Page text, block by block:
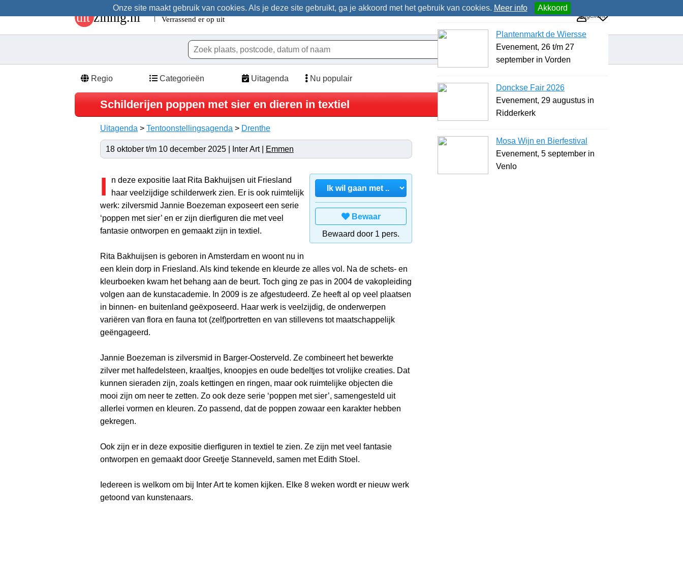
Onze site maakt gebruik van cookies. Als je deze site gebruikt, ga je akkoord met het gebruik van cookies. Meer info Akkoord
Regio Categorieën Uitagenda Nu populair
Schilderijen poppen met sier en dieren in textiel
Uitagenda > Tentoonstellingsagenda > Drenthe
18 oktober t/m 10 december 2025 | Inter Art | Emmen
Bewaar
Bewaard door 1 pers.
I
n deze expositie laat Rita Bakhuijsen uit Friesland
haar veelzijdige schilderwerk zien. Er is ook ruimtelijk
werk: zilversmid Jannie Boezeman exposeert een serie
‘poppen met sier’ en er zijn dierfiguren die met veel
fantasie ontworpen en gemaakt zijn in textiel.
Rita Bakhuijsen is geboren in Amsterdam en woont nu in
een klein dorp in Friesland. Als kind tekende en kleurde ze alles vol. Na de schets- en
kleurboeken kwam het behang aan de beurt. Toch ging ze pas in 2004 de vakopleiding
volgen aan de kunstacademie. In 2009 is ze afgestudeerd. Ze heeft al op veel plaatsen
in binnen- en buitenland geëxposeerd. Haar werk is veelzijdig, de onderwerpen
variëren van flora en fauna tot (zelf)portretten en van stillevens tot maatschappelijk
geëngageerd.
Jannie Boezeman is zilversmid in Barger-Oosterveld. Ze combineert het bewerkte
zilver met halfedelsteen, kraaltjes, knoopjes en oude bedeltjes tot vrolijke creaties. Dat
kunnen sieraden zijn, zoals kettingen en ringen, maar ook ruimtelijke objecten die
mooi zijn om neer te zetten. Zo ook deze serie ‘poppen met sier’, samengesteld uit
allerlei vormen en kleuren. Zo passend, dat de poppen zowaar een karakter hebben
gekregen.
Ook zijn er in deze expositie dierfiguren in textiel te zien. Ze zijn met veel fantasie
ontworpen en gemaakt door Greetje Stanneveld, samen met Edith Stoel.
Iedereen is welkom om bij Inter Art te komen kijken. Elke 8 weken wordt er nieuw werk
getoond van kunstenaars.
Uitgelicht
Plantenmarkt de Wiersse
Evenement, 26 t/m 27
september in Vorden
Donckse Fair 2026
Evenement, 29 augustus in
Ridderkerk
Mosa Wijn en Bierfestival
Evenement, 5 september in
Venlo